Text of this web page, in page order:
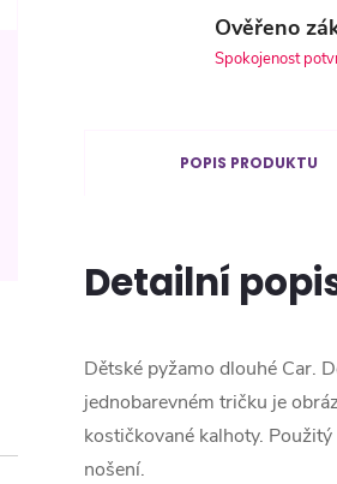
Ověřeno
Spokojenost
POPIS PRODUKTU
Detailní
Dětské pyžamo dlouhé Car.
jednobarevném tričku je
kostičkované kalhoty.
nošení.